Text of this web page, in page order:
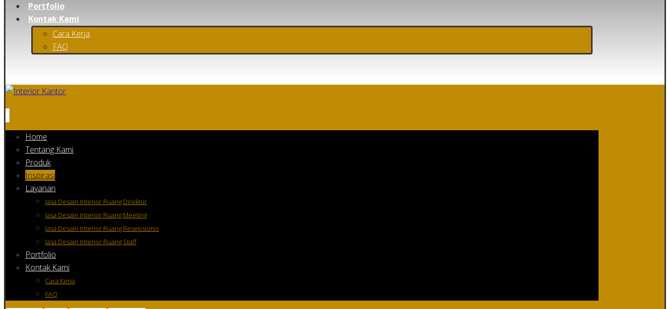
Portfolio
Kontak Kami
Cara Kerja
FAQ
Home
Tentang Kami
Produk
Inspirasi
Layanan
Jasa Desain Interior Ruang Direktur
Jasa Desain Interior Ruang Meeting
Jasa Desain Interior Ruang Resepsionis
Jasa Desain Interior Ruang Staff
Portfolio
Kontak Kami
Cara Kerja
FAQ